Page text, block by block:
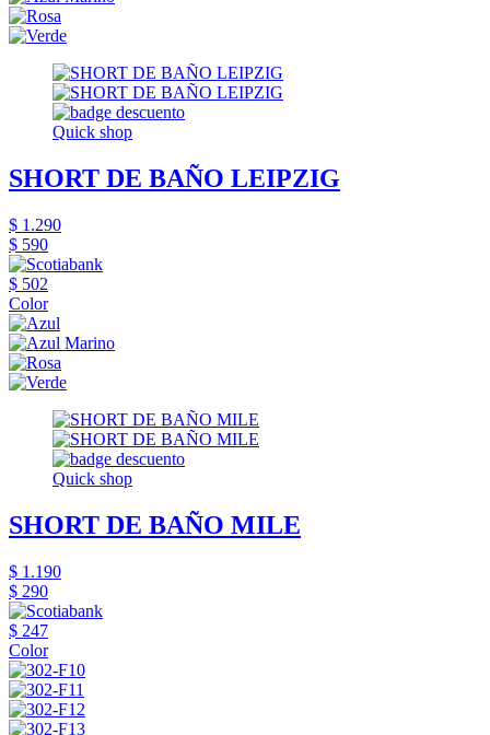
Quick shop
SHORT DE BAÑO LEIPZIG
$ 1.290
$ 590
$ 502
Color
Quick shop
SHORT DE BAÑO MILE
$ 1.190
$ 290
$ 247
Color